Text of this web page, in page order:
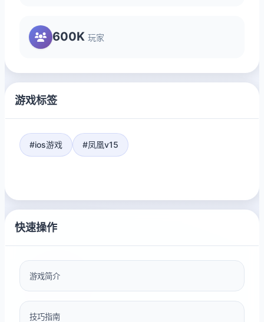
600K 玩家
游戏标签
#ios游戏 #凤凰v15
快速操作
游戏简介
技巧指南